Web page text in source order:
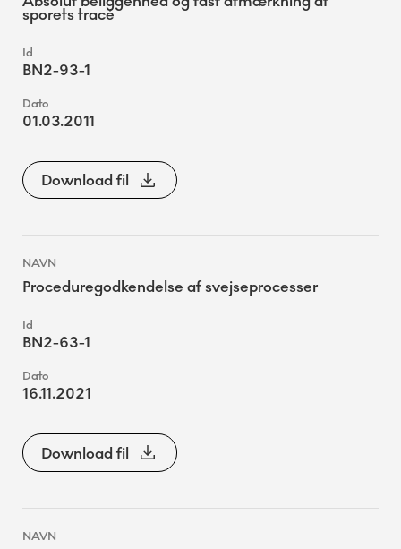
sporets tracé
BN2-93-1
01.03.2011
Download fil
Proceduregodkendelse af svejseprocesser
BN2-63-1
16.11.2021
Download fil